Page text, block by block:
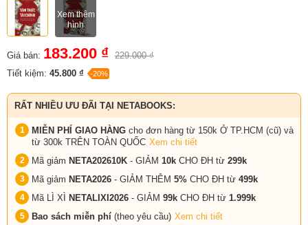
Xem thêm
hình
Giá bán: 183.200 ₫ 229.000 ₫
Tiết kiệm: 45.800 ₫ -20%
RẤT NHIỀU ƯU ĐÃI TẠI NETABOOKS:
MIỄN PHÍ GIAO HÀNG cho đơn hàng từ 150k Ở TP.HCM (cũ) và
từ 300k TRÊN TOÀN QUỐC Xem chi tiết
Mã giảm NETA202610K - GIẢM 10k CHO ĐH từ 299k
Mã giảm NETA2026 - GIẢM THÊM 5% CHO ĐH từ 499k
Mã LÌ XÌ NETALIXI2026 - GIẢM 99k CHO ĐH từ 1.999k
Bao sách miễn phí (theo yêu cầu) Xem chi tiết